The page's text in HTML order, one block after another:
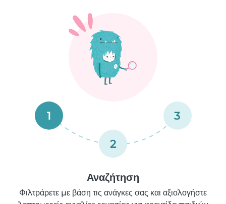
1
2
3
Αναζήτηση
Φιλτράρετε με βάση τις ανάγκες σας και αξιολογήστε